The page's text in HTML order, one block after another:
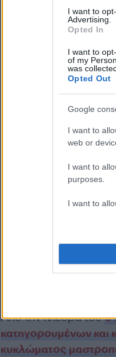
I want to
Advertising.
Opted In
I want to
of my
was
Opted Out
Google
I want to
web or
I want to
purposes.
I want to
Από την πλευρά τουο
κατηγορουμένων και
κυκλώματος